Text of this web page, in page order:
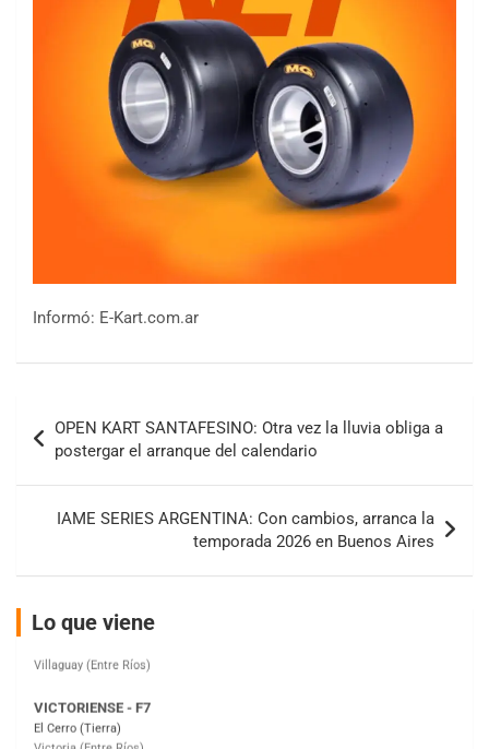
Informó: E-Kart.com.ar
de
entradas
OPEN KART SANTAFESINO: Otra vez la lluvia obliga a
postergar el arranque del calendario
IAME SERIES ARGENTINA: Con cambios, arranca la
temporada 2026 en Buenos Aires
Lo que viene
Ramiro Tot (Asfalto)
Baradero (Buenos Aires)
Ciudad de Trenque Lauquen (Asfalto)
Trenque Lauquen (Buenos Aires)
ENTRERRIANO - F6 (POSTERGADA)
Villaguay (Entre Ríos)
VICTORIENSE - F7
Victoria (Entre Ríos)